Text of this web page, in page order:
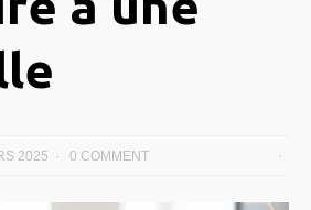
2025 0 COMMENT